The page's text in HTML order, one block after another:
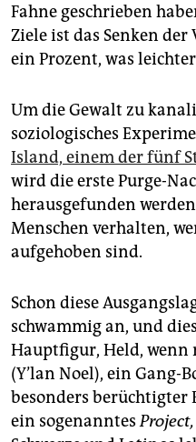
Fahne geschrieben
Ziele ist das Senken
ein Prozent, was
Um die Gewalt zu
soziologisches
Island, einem der fünf
wird die erste Purge-
herausgefunden
Menschen verhalten,
aufgehoben sind.
Schon diese
schwammig an, und
Hauptfigur, Held,
(Y’lan Noel), ein Gang-
besonders berüchtigter
ein sogenanntesProject,